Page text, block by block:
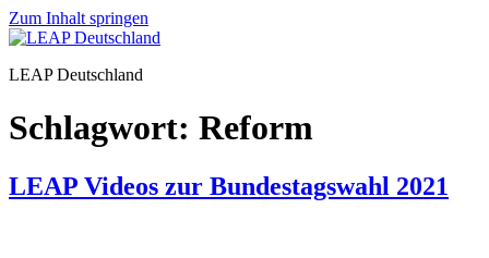
Zum Inhalt springen
LEAP Deutschland
Schlagwort: Reform
LEAP Videos zur Bundestagswahl 2021